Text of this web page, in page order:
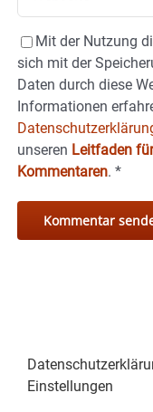
Mit der Nutzung
sich mit der
Daten durch diese
Informationen
unseren Leitfaden
Kommentaren. *
Einstellungen